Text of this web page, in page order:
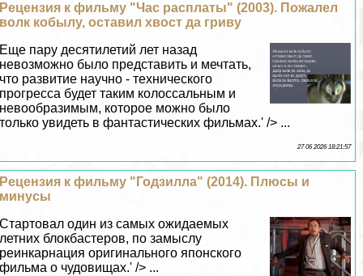
Рецензия к фильму "Час расплаты" (2003). Пожалел
волк кобылу, оставил хвост да гриву
Еще пару десятилетий лет назад
невозможно было представить и мечтать,
что развитие научно - технического
прогресса будет таким колоссальным и
невообразимым, которое можно было
только увидеть в фантастических фильмах.' /> ...
27 06 2026 18:21:57
Рецензия к фильму "Годзилла" (2014). Плюсы и
минусы
Стартовал один из самых ожидаемых
летних блокбастеров, по замыслу
реинкарнация оригинального японского
фильма о чудовищах.' /> ...